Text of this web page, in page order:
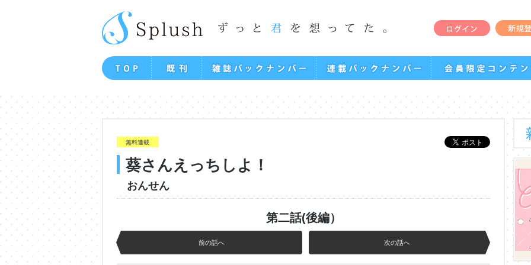
無料連載
葵さんえっちしよ！
おんせん
第二話(後編）
前の話へ 次の話へ